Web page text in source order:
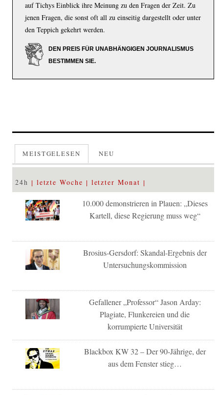
auf Tichys Einblick ihre Meinung zu den Fragen der Zeit. Zu
jenen Fragen, die sonst oft all zu einseitig dargestellt oder unter
den Teppich gekehrt werden.
DEN PREIS FÜR UNABHÄNGIGEN JOURNALISMUS
BESTIMMEN SIE.
MEISTGELESEN NEU
24h letzte Woche letzter Monat
10.000 demonstrieren in Plauen: „Dieses
Kartell, diese Regierung muss weg“
Brosius-Gersdorf: Skandal-Ergebnis der
Untersuchungskommission
Gefallener „Professor“ Jason Arday:
Plagiate, Flunkereien und die
korrumpierte Universität
Blackbox KW 32 – Der 90-Jährige, der
aus dem Fenster stieg…